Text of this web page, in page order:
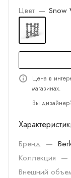
Цвет — Snow
Цена в
магазинах.
Вы
Бренд —
Коллекция —
Внешний